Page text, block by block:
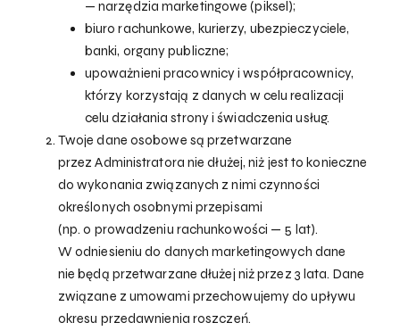
— narzędzia marketingowe (piksel);
biuro rachunkowe, kurierzy, ubezpieczyciele,
banki, organy publiczne;
upoważnieni pracownicy i współpracownicy,
którzy korzystają z danych w celu realizacji
celu działania strony i świadczenia usług.
Twoje dane osobowe są przetwarzane
przez Administratora nie dłużej, niż jest to konieczne
do wykonania związanych z nimi czynności
określonych osobnymi przepisami
(np. o prowadzeniu rachunkowości — 5 lat).
W odniesieniu do danych marketingowych dane
nie będą przetwarzane dłużej niż przez 3 lata. Dane
związane z umowami przechowujemy do upływu
okresu przedawnienia roszczeń.